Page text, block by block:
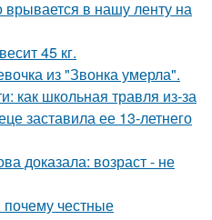
в нашу ленту на
45 кг.
из "Звонка умерла".
как школьная травля из-за
заставила ее 13-летнего
доказала: возраст - не
честные